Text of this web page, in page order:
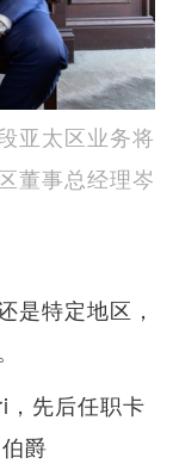
亚太区业务将
董事总经理岑
是特定地区，
先后任职卡
爵